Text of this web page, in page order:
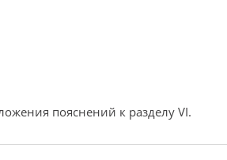
пояснений к разделу VI.